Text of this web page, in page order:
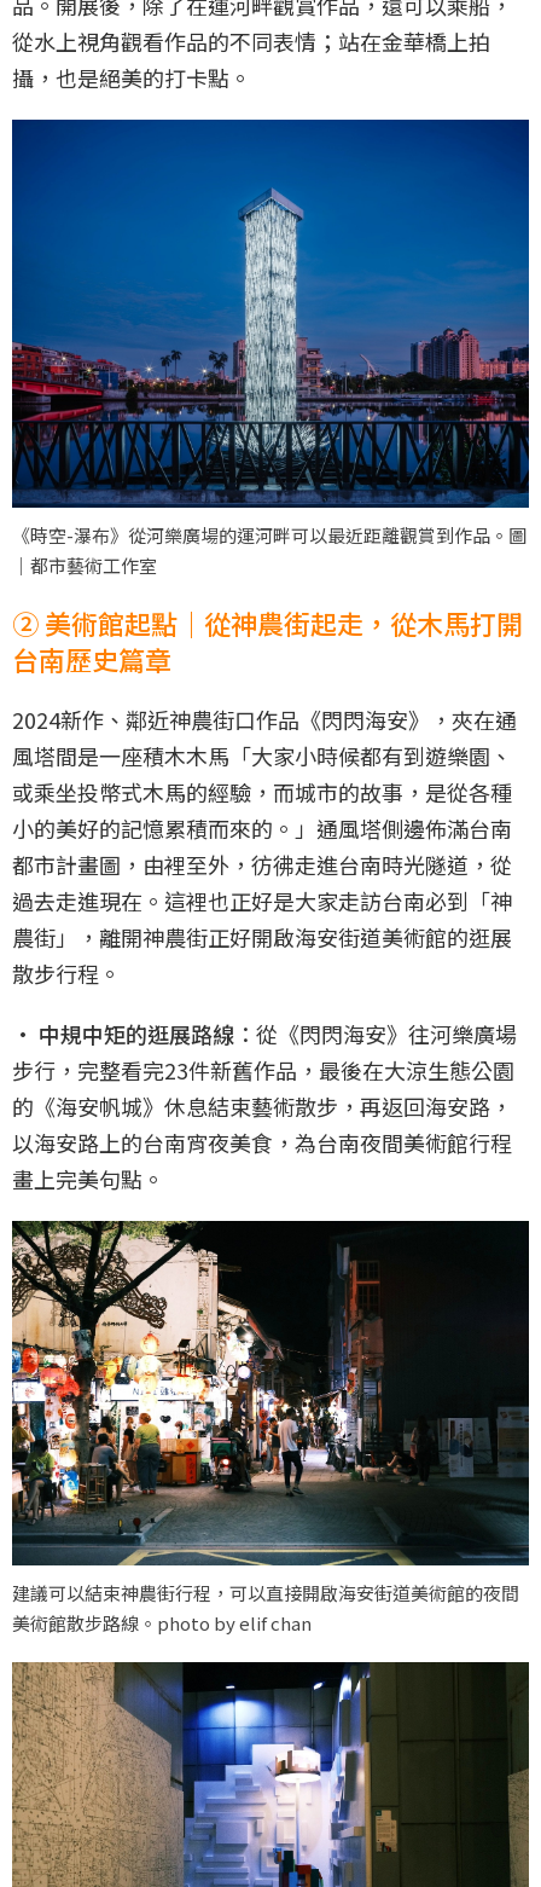
從水上視角觀看作品的不同表情；站在金華橋上拍
攝，也是絕美的打卡點。
《時空-瀑布》從河樂廣場的運河畔可以最近距離觀賞到作品。圖
｜都市藝術工作室
② 美術館起點｜從神農街起走，從木馬打開
台南歷史篇章
2024新作、鄰近神農街口作品《閃閃海安》，夾在通
風塔間是一座積木木馬「大家小時候都有到遊樂園、
或乘坐投幣式木馬的經驗，而城市的故事，是從各種
小的美好的記憶累積而來的。」通風塔側邊佈滿台南
都市計畫圖，由裡至外，彷彿走進台南時光隧道，從
過去走進現在。這裡也正好是大家走訪台南必到「神
農街」，離開神農街正好開啟海安街道美術館的逛展
散步行程。
• 中規中矩的逛展路線 ：從《閃閃海安》往河樂廣場
步行，完整看完23件新舊作品，最後在大涼生態公園
的《海安帆城》休息結束藝術散步，再返回海安路，
以海安路上的台南宵夜美食，為台南夜間美術館行程
畫上完美句點。
建議可以結束神農街行程，可以直接開啟海安街道美術館的夜間
美術館散步路線。photo by elif chan